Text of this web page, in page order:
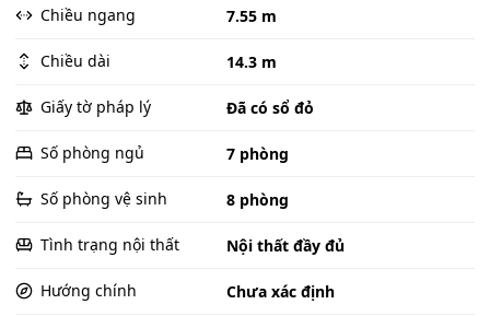
Chiều ngang 7.55 m
Chiều dài 14.3 m
Giấy tờ pháp lý Đã có sổ đỏ
Số phòng ngủ 7 phòng
Số phòng vệ sinh 8 phòng
Tình trạng nội thất Nội thất đầy đủ
Hướng chính Chưa xác định